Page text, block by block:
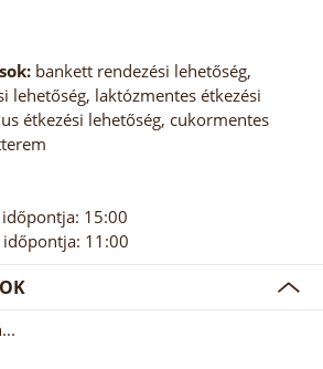
bankett rendezési lehetőség,
lehetőség, laktózmentes étkezési
étkezési lehetőség, cukormentes
időpontja: 15:00
időpontja: 11:00